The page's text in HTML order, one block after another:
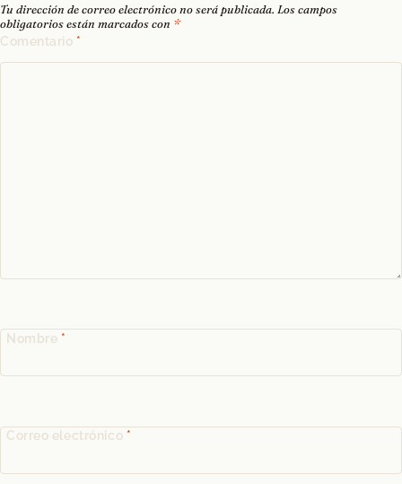
Tu dirección de correo electrónico no será publicada. Los campos
obligatorios están marcados con *
Comentario *
Nombre *
Correo electrónico *